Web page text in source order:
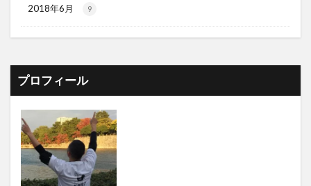
2018年6月 9
プロフィール